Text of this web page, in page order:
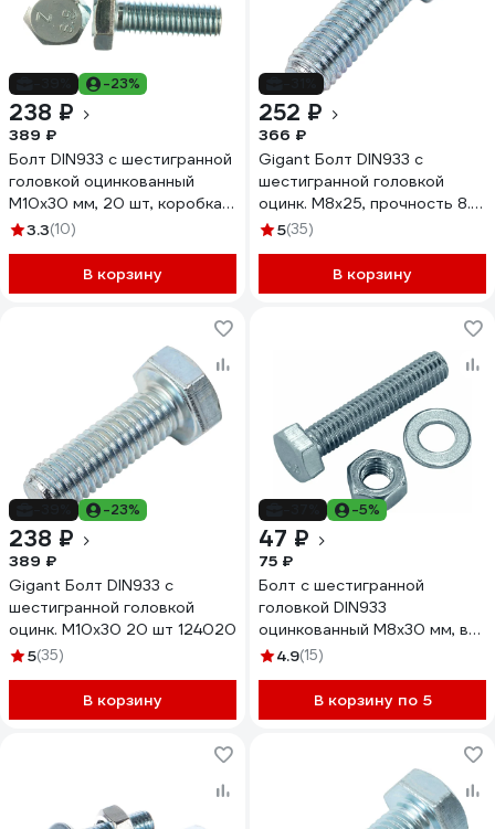
-23%
238 ₽
389 ₽
Болт DIN933 с шестигранной
головкой оцинкованный
М10x30 мм, 20 шт, коробка с
окном Zitar 105215
3.3(10)
В корзину
252 ₽
366 ₽
Gigant Болт DIN933 с
шестигранной головкой
оцинк. М8x25, прочность 8.8,
40 шт 124015
5(35)
В корзину
-23%
238 ₽
389 ₽
Gigant Болт DIN933 с
шестигранной головкой
оцинк. М10x30 20 шт 124020
5(35)
В корзину
-5%
47 ₽
75 ₽
Болт с шестигранной
головкой DIN933
оцинкованный М8x30 мм, в
комплекте с гайкой и
4.9(15)
В корзину по 5